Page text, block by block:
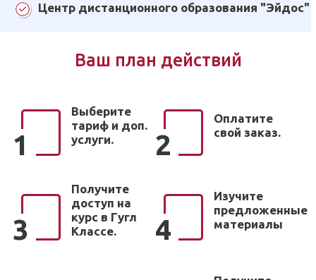
Центр дистанционного образования "Эйдос"
Ваш план действий
1
Выберите
тариф и доп.
услуги.
2
Оплатите
свой заказ.
3
Получите
доступ на
курс в Гугл
Классе.
4
Изучите
предложенные
материалы